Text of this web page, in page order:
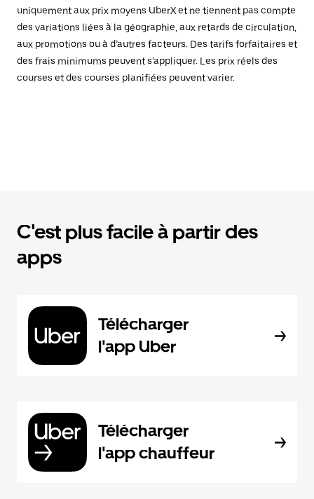
uniquement aux prix moyens UberX et ne tiennent pas compte
des variations liées à la géographie, aux retards de circulation,
aux promotions ou à d’autres facteurs. Des tarifs forfaitaires et
des frais minimums peuvent s’appliquer. Les prix réels des
courses et des courses planifiées peuvent varier.
C'est plus facile à partir des
apps
Télécharger
l'app Uber
Télécharger
l'app chauffeur